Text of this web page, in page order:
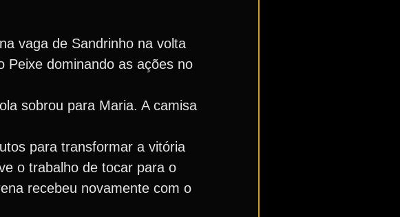
vaga de Sandrinho na volta
Peixe dominando as ações no
sobrou para Maria. A camisa
para transformar a vitória
o trabalho de tocar para o
recebeu novamente com o